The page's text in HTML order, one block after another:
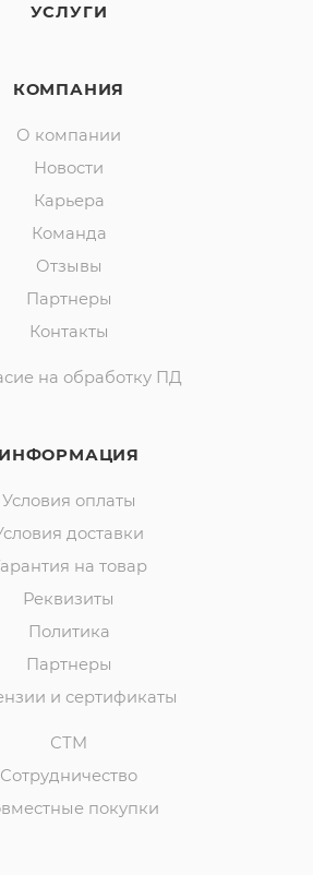
УСЛУГИ
КОМПАНИЯ
О компании
Новости
Карьера
Команда
Отзывы
Партнеры
Контакты
на обработку ПД
ИНФОРМАЦИЯ
Условия оплаты
доставки
на товар
Реквизиты
Политика
Партнеры
и сертификаты
СТМ
Сотрудничество
покупки